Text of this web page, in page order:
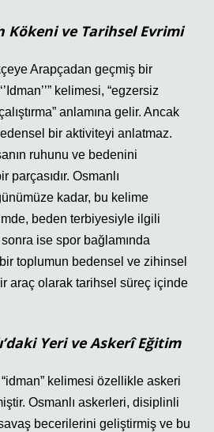
Kökeni ve Tarihsel Evrimi
Arapçadan geçmiş bir
‘’Idman’’” kelimesi, “egzersiz
anlamına gelir. Ancak
bir aktiviteyi anlatmaz.
ruhunu ve bedenini
Osmanlı
kadar, bu kelime
beden terbiyesiyle ilgili
ise spor bağlamında
bir toplumun bedensel ve zihinsel
araç olarak tarihsel süreç içinde
Yeri ve Askerî Eğitim
kelimesi özellikle askeri
Osmanlı askerleri, disiplinli
becerilerini geliştirmiş ve bu